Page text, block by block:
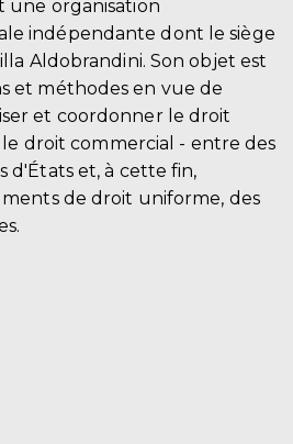
une organisation
indépendante dont le siège
Aldobrandini. Son objet est
et méthodes en vue de
et coordonner le droit
droit commercial - entre des
d'États et, à cette fin,
de droit uniforme, des